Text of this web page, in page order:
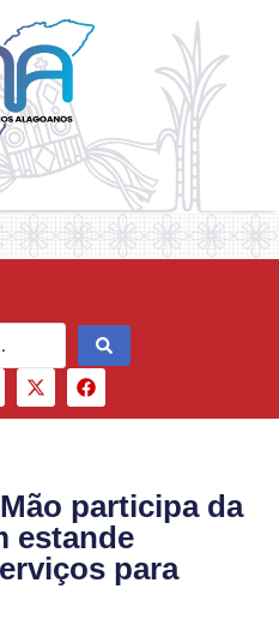
participa da
estande
para